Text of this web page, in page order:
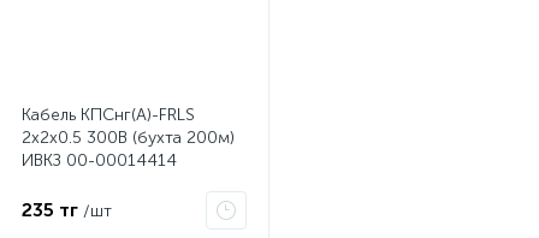
Кабель КПСнг(А)-FRLS
2х2х0.5 300В (бухта 200м)
ИВКЗ 00-00014414
235 тг /шт